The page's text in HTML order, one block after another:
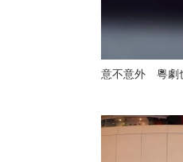
意不意外 粵劇